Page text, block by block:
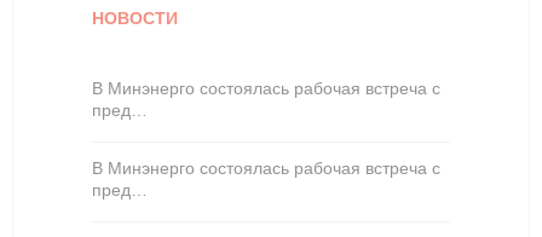
НОВОСТИ
В Минэнерго состоялась рабочая встреча с
пред…
В Минэнерго состоялась рабочая встреча с
пред…